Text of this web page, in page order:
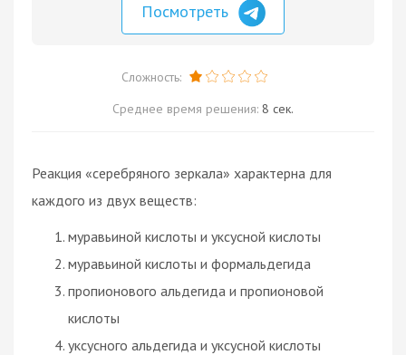
Посмотреть
Сложность:
Среднее время решения: 8 сек.
Реакция «серебряного зеркала» характерна для
каждого из двух веществ:
муравьиной кислоты и уксусной кислоты
муравьиной кислоты и формальдегида
пропионового альдегида и пропионовой
кислоты
уксусного альдегида и уксусной кислоты